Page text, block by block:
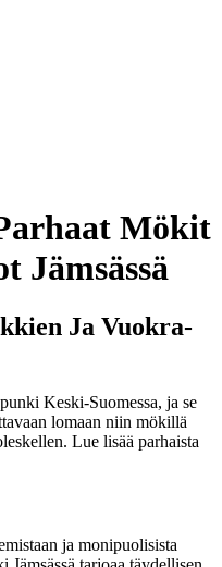
Mökit
Jämsässä
Ja Vuokra-
Keski-Suomessa, ja se
lomaan niin mökillä
Lue lisää parhaista
ja monipuolisista